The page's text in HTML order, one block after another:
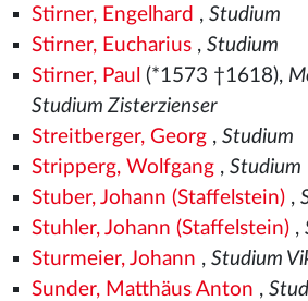
Stirner, Engelhard , Studium
Stirner, Eucharius, Studium
Stirner, Paul (*1573 †1618),
Studium Zisterzienser
Streitberger, Georg, Studium
Stripperg, Wolfgang, Studium
Stuber, Johann (Staffelstein),
Stuhler, Johann (Staffelstein),
Sturmeier, Johann , Studium
Sunder, Matthäus Anton ,